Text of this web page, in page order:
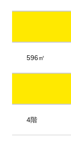
596㎡
4階